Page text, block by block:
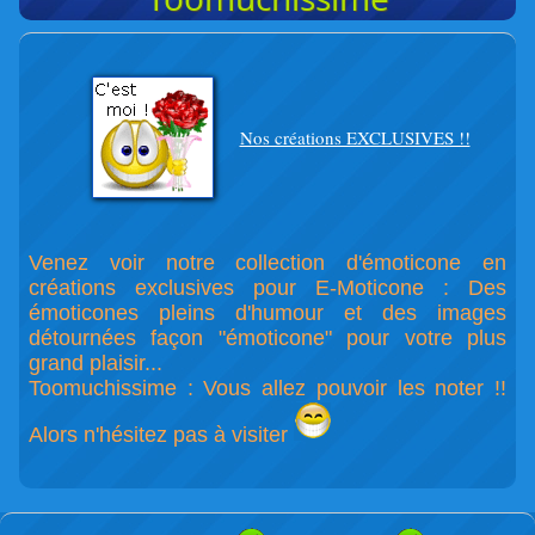
Nos créations EXCLUSIVES !!
Venez voir notre collection d'émoticone en
créations exclusives pour E-Moticone : Des
émoticones pleins d'humour et des images
détournées façon "émoticone" pour votre plus
grand plaisir...
Toomuchissime : Vous allez pouvoir les noter !!
Alors n'hésitez pas à visiter